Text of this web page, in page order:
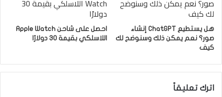
هل يستطيع ChatGPT إنشاء
صور؟ نعم يمكن ذلك وسنوضح لك
كيف
احصل على شاحن Apple Watch
اللاسلكي بقيمة 30 دولارًا
اترك تعليقاً